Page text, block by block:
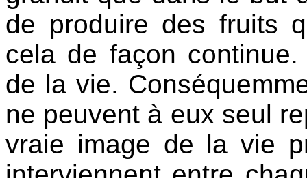
de produire des fruits
cela de façon continue.
de la vie.
ne peuvent à eux seul
vraie image de la vie